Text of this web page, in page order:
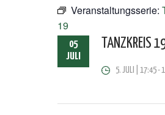
Veranstaltungsserie:
19
05
JULI
TANZKREIS
5. JULI | 17:45-